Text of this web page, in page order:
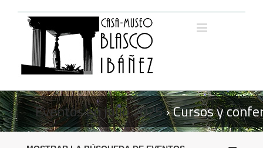
contenido
Eventos en julio 2025› Cursos y